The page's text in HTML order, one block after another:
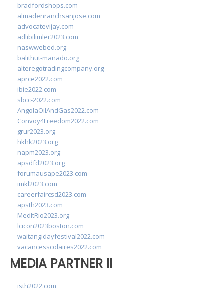
bradfordshops.com
almadenranchsanjose.com
advocatevijay.com
adlibilimler2023.com
naswwebed.org
balithut-manado.org
alteregotradingcompany.org
aprce2022.com
ibie2022.com
sbcc-2022.com
AngolaOilAndGas2022.com
Convoy4Freedom2022.com
grur2023.org
hkhk2023.org
napm2023.org
apsdfd2023.org
forumausape2023.com
imkl2023.com
careerfaircsd2023.com
apsth2023.com
MedItRio2023.org
lcicon2023boston.com
waitangidayfestival2022.com
vacancesscolaires2022.com
MEDIA PARTNER II
isth2022.com